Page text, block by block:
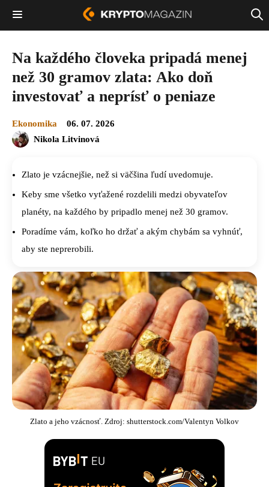
Na každého človeka pripadá menej
než 30 gramov zlata: Ako doň
investovať a neprísť o peniaze
Ekonomika
06. 07. 2026
Nikola Litvinová
Zlato je vzácnejšie, než si väčšina ľudí uvedomuje.
Keby sme všetko vyťažené rozdelili medzi obyvateľov
planéty, na každého by pripadlo menej než 30 gramov.
Poradíme vám, koľko ho držať a akým chybám sa vyhnúť,
aby ste neprerobili.
Zlato a jeho vzácnosť. Zdroj: shutterstock.com/Valentyn Volkov